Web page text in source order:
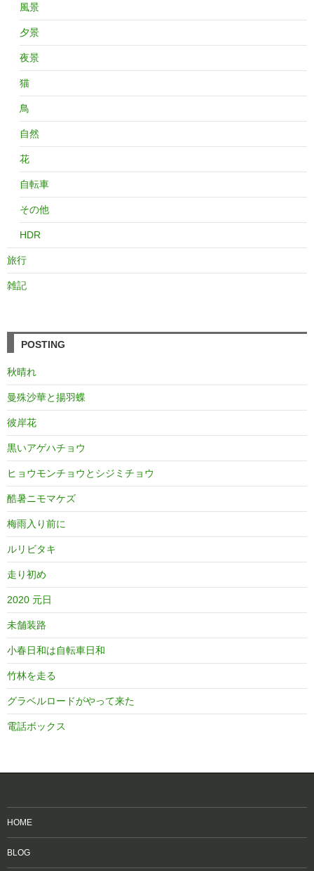
風景
夕景
夜景
猫
鳥
自然
花
自転車
その他
HDR
旅行
雑記
POSTING
秋晴れ
曼殊沙華と揚羽蝶
彼岸花
黒いアゲハチョウ
ヒョウモンチョウとシジミチョウ
酷暑ニモマケズ
梅雨入り前に
ルリビタキ
走り初め
2020 元日
未舗装路
小春日和は自転車日和
竹林を走る
グラベルロードがやって来た
電話ボックス
HOME
BLOG